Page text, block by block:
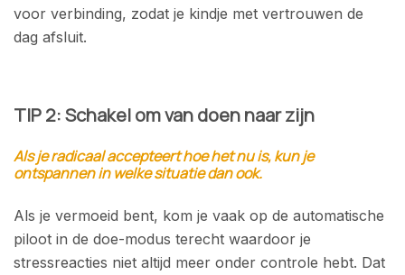
voor verbinding, zodat je kindje met vertrouwen de
dag afsluit.
TIP 2: Schakel om van doen naar zijn
Als je radicaal accepteert hoe het nu is, kun je
ontspannen in welke situatie dan ook.
Als je vermoeid bent, kom je vaak op de automatische
piloot in de doe-modus terecht waardoor je
stressreacties niet altijd meer onder controle hebt. Dat